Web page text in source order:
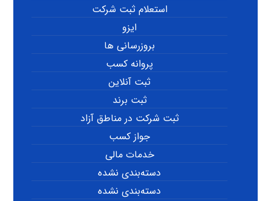
استعلام ثبت شرکت
ایزو
بروزرسانی ها
پروانه کسب
ثبت آنلاین
ثبت برند
ثبت شرکت در مناطق آزاد
جواز کسب
خدمات مالی
دسته‌بندی نشده
دسته‌بندی نشده